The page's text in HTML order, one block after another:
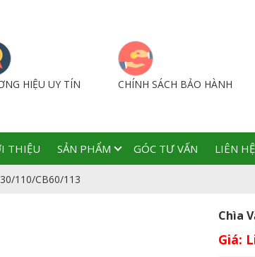
HIỆU UY TÍN CHÍNH SÁCH BẢO HÀNH
THIỆU SẢN PHẨM GÓC TƯ VẤN LIÊN HỆ
110/CB60/113
Chìa
Giá: